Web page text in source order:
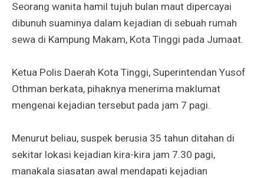
Seorang wanita hamil tujuh bulan maut dipercayai
dibunuh suaminya dalam kejadian di sebuah rumah
sewa di Kampung Makam, Kota Tinggi pada Jumaat.
Ketua Polis Daerah Kota Tinggi, Superintendan Yusof
Othman berkata, pihaknya menerima maklumat
mengenai kejadian tersebut pada jam 7 pagi.
Menurut beliau, suspek berusia 35 tahun ditahan di
sekitar lokasi kejadian kira-kira jam 7.30 pagi,
manakala siasatan awal mendapati kejadian